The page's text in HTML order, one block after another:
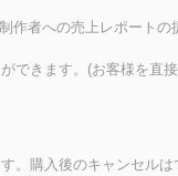
作者への売上レポートの
できます。(お客様を直
。購入後のキャンセルは